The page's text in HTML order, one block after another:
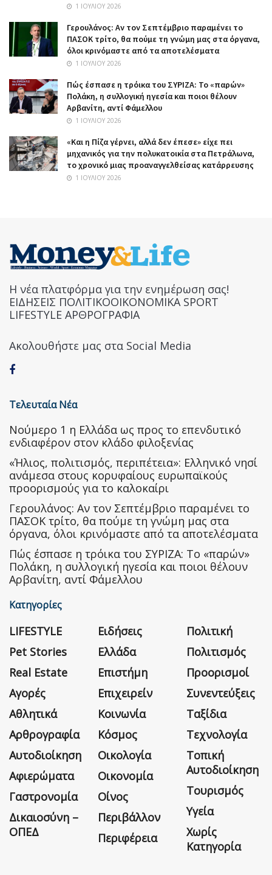
1 ΙΟΥΛΊΟΥ 2026
Γερουλάνος: Αν τον Σεπτέμβριο παραμένει το
ΠΑΣΟΚ τρίτο, θα πούμε τη γνώμη μας στα όργανα,
όλοι κρινόμαστε από τα αποτελέσματα
1 ΙΟΥΛΊΟΥ 2026
Πώς έσπασε η τρόικα του ΣΥΡΙΖΑ: Το «παρών»
Πολάκη, η συλλογική ηγεσία και ποιοι θέλουν
Αρβανίτη, αντί Φάμελλου
1 ΙΟΥΛΊΟΥ 2026
«Και η Πίζα γέρνει, αλλά δεν έπεσε» είχε πει
μηχανικός για την πολυκατοικία στα Πετράλωνα,
το χρονικό μιας προαναγγελθείσας κατάρρευσης
1 ΙΟΥΛΊΟΥ 2026
Η νέα πλατφόρμα για την ενημέρωση σας!
ΕΙΔΗΣΕΙΣ ΠΟΛΙΤΙΚΟΟΙΚΟΝΟΜΙΚΑ SPORT
LIFESTYLE ΑΡΘΡΟΓΡΑΦΙΑ
Ακολουθήστε μας στα Social Media
Τελευταία Νέα
Nούμερο 1 η Ελλάδα ως προς το επενδυτικό
ενδιαφέρον στον κλάδο φιλοξενίας
«Ήλιος, πολιτισμός, περιπέτεια»: Ελληνικό νησί
ανάμεσα στους κορυφαίους ευρωπαϊκούς
προορισμούς για το καλοκαίρι
Γερουλάνος: Αν τον Σεπτέμβριο παραμένει το
ΠΑΣΟΚ τρίτο, θα πούμε τη γνώμη μας στα
όργανα, όλοι κρινόμαστε από τα αποτελέσματα
Πώς έσπασε η τρόικα του ΣΥΡΙΖΑ: Το «παρών»
Πολάκη, η συλλογική ηγεσία και ποιοι θέλουν
Αρβανίτη, αντί Φάμελλου
Κατηγορίες
LIFESTYLE
Pet Stories
Real Estate
Αγορές
Αθλητικά
Αρθρογραφία
Αυτοδιοίκηση
Αφιερώματα
Γαστρονομία
Δικαιοσύνη –
ΟΠΕΔ
Ειδήσεις
Ελλάδα
Επιστήμη
Επιχειρείν
Κοινωνία
Κόσμος
Οικολογία
Οικονομία
Οίνος
Περιβάλλον
Περιφέρεια
Πολιτική
Πολιτισμός
Προορισμοί
Συνεντεύξεις
Ταξίδια
Τεχνολογία
Τοπική
Αυτοδιοίκηση
Τουρισμός
Υγεία
Χωρίς
Κατηγορία